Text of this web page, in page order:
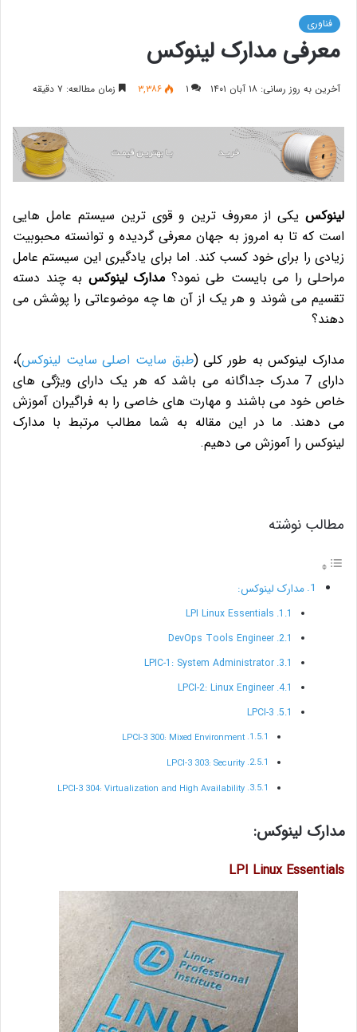
فناوری
معرفی مدارک لینوکس
آخرین به روز رسانی: ۱۸ آبان ۱۴۰۱ ۱ ۳,۳۸۶ زمان مطالعه: ۷ دقیقه
لینوکس یکی از معروف ترین و قوی ترین سیستم عامل هایی
است که تا به امروز به جهان معرفی گردیده و توانسته محبوبیت
زیادی را برای خود کسب کند. اما برای یادگیری این سیستم عامل
مراحلی را می بایست طی نمود؟ مدارک لینوکس به چند دسته
تقسیم می شوند و هر یک از آن ها چه موضوعاتی را پوشش می
دهند؟
مدارک لینوکس به طور کلی (طبق سایت اصلی سایت لینوکس)،
دارای 7 مدرک جداگانه می باشد که هر یک دارای ویژگی های
خاص خود می باشند و مهارت های خاصی را به فراگیران آموزش
می دهند. ما در این مقاله به شما مطالب مرتبط با مدارک
لینوکس را آموزش می دهیم.
مطالب نوشته
مدارک لینوکس:
LPI Linux Essentials
DevOps Tools Engineer
LPIC-1: System Administrator
LPCI-2: Linux Engineer
LPCI-3
LPCI-3 300: Mixed Environment
LPCI-3 303: Security
LPCI-3 304: Virtualization and High Availability
مدارک لینوکس:
LPI Linux Essentials